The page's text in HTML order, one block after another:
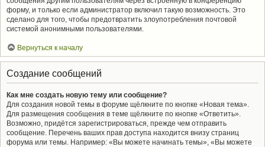
форму, и только если администратор включил такую возможность. Это
сделано для того, чтобы предотвратить злоупотребления почтовой
системой анонимными пользователями.
Вернуться к началу
Создание сообщений
Как мне создать новую тему или сообщение?
Для создания новой темы в форуме щёлкните по кнопке «Новая тема».
Для размещения сообщения в теме щёлкните по кнопке «Ответить».
Возможно, придётся зарегистрироваться, прежде чем отправить
сообщение. Перечень ваших прав доступа находится внизу страниц
форума или темы. Например: «Вы можете начинать темы», «Вы можете